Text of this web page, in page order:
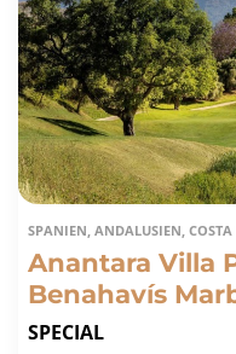
SPANIEN, ANDALUSIEN, COSTA
Anantara Villa
Benahavís
SPECIAL